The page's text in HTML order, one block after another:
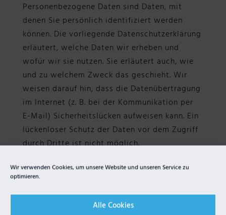
Wir verwenden Cookies, um unsere Website und unseren Service zu
optimieren.
Alle Cookies
Personenbezogene Daten sind Daten, mit
denen Sie persönlich identifiziert werden
können. Die vorliegende Datenschutzerklärung
erläutert, welche Daten wir erheben und
wofür wir sie nutzen. Sie erläutert auch, wie
und zu welchem Zweck das geschieht. Wir
weisen darauf hin, dass die Datenübertragung
im Internet (z. B. bei der Kommunikation per
E-Mail) Sicherheitslücken aufweisen kann. Ein
lückenloser Schutz der Daten vor dem Zugriff
durch Dritte ist nicht möglich.
Hinweis zur verantwortlichen Stelle
Die verantwortliche Stelle für die
Datenverarbeitung auf dieser Website ist
oben mit den Kontaktdaten benannt.